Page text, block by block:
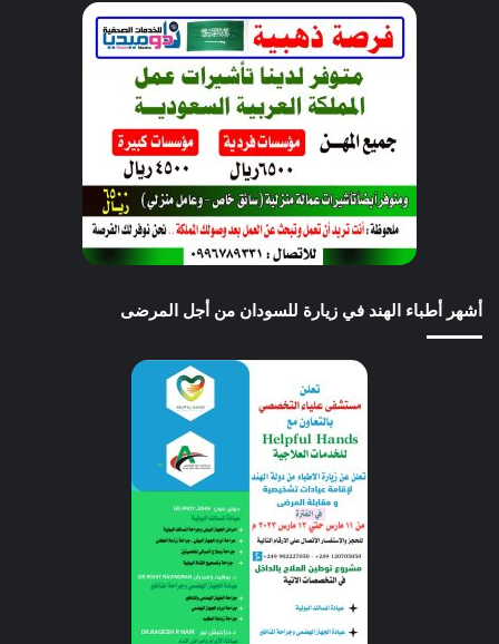
أشهر أطباء الهند في زيارة للسودان من أجل المرضى